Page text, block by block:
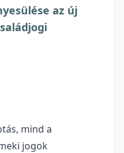
az új
mind a
jogok